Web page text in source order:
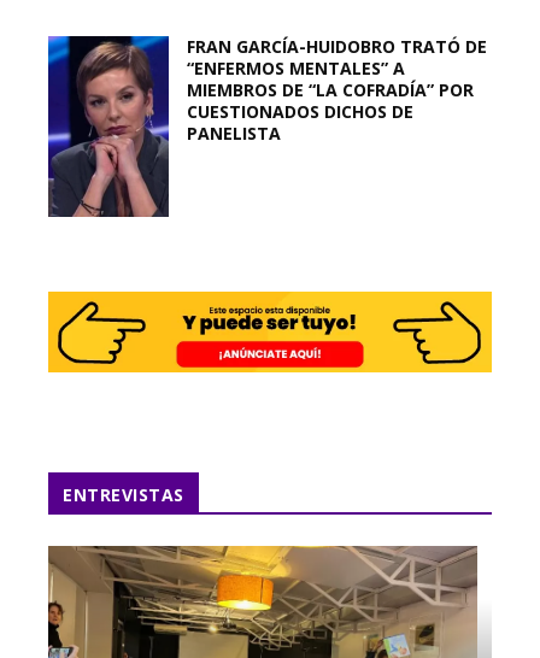
FRAN GARCÍA-HUIDOBRO TRATÓ DE
“ENFERMOS MENTALES” A
MIEMBROS DE “LA COFRADÍA” POR
CUESTIONADOS DICHOS DE
PANELISTA
ENTREVISTAS